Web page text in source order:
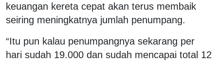
keuangan kereta cepat akan terus membaik
seiring meningkatnya jumlah penumpang.
“Itu pun kalau penumpangnya sekarang per
hari sudah 19.000 dan sudah mencapai total 12